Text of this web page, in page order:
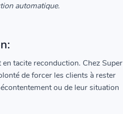
automatique.
tacite reconduction. Chez Super
de forcer les clients à rester
ou de leur situation